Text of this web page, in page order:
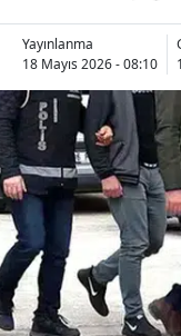
Yayınlanma
18 Mayıs 2026 - 08:10